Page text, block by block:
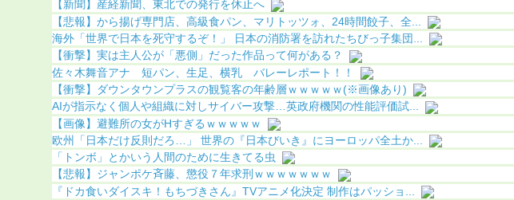
【新聞】産経新聞、東北での発行を休止へ
【悲報】から揚げ専門店、高級食パン、マリトッツォ、24時間餃子、全...
海外「世界で日本を死守するぞ！」 日本の消防署を訪れたちびっ子集団...
【衝撃】実は主人公が「悪側」だった作品って何がある？
佐々木舞音アナ 短パン、生足、横乳 バレーレポート！！
【衝撃】ダウンタウンプラスの観覧客の年齢層ｗｗｗｗｗ(※画像あり)
AIが指示なく個人や組織に対しサイバー攻撃…英政府機関の性能評価試...
【画像】避難所の女がHすぎるｗｗｗｗｗ
欧州「日本だけ反則だろ…」 世界の『日本びいき』にヨーロッパ全土か...
「トンボ」とかいう人間のために生きてる虫
【悲報】ジャンポケ斉藤、懲役７年求刑ｗｗｗｗｗｗｗ
『ドカ食いダイスキ！もちづきさん』TVアニメ化決定 制作はパッショ...